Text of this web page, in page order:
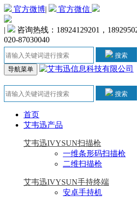
官方微博| 官方微信
|
咨询热线：18924129201，
020-87030040
搜索
导航菜单
搜索
首页
艾韦迅产品
艾韦迅IVYSUN扫描枪
一维条形码扫描枪
二维扫描枪
艾韦迅IVYSUN手持终端
安卓手持机